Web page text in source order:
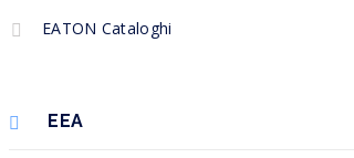
EATON Cataloghi
EEA